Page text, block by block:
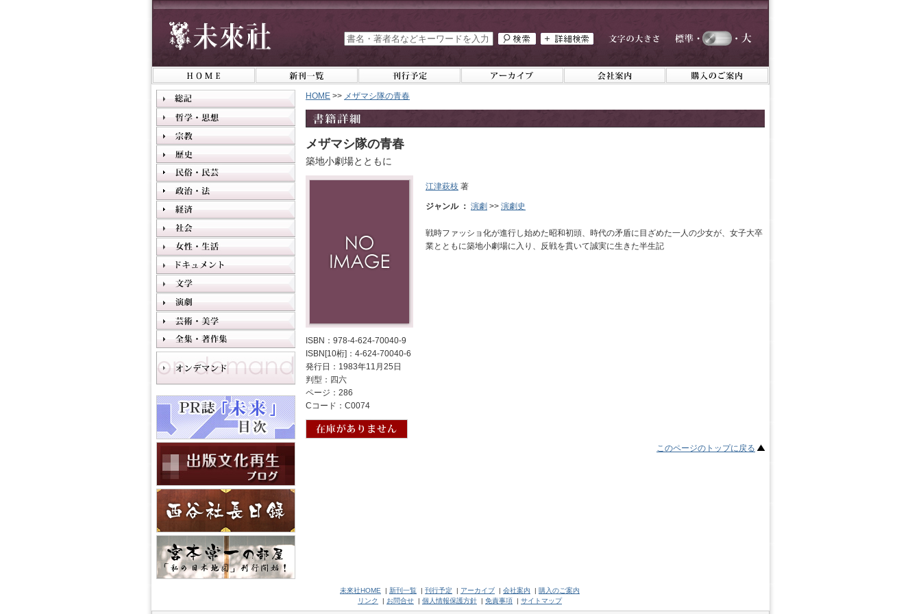
HOME >> メザマシ隊の青春
メザマシ隊の青春
築地小劇場とともに
ISBN：978-4-624-70040-9
ISBN[10桁]：4-624-70040-6
発行日：1983年11月25日
判型：四六
ページ：286
Cコード：C0074
江津萩枝 著
ジャンル ： 演劇 >> 演劇史
戦時ファッショ化が進行し始めた昭和初頭、時代の矛盾に目ざめた一人の少女が、女子大卒
業とともに築地小劇場に入り、反戦を貫いて誠実に生きた半生記
このページのトップに戻る
未來社HOME | 新刊一覧 | 刊行予定 | アーカイブ | 会社案内 | 購入のご案内
リンク
| お問合せ | 個人情報保護方針 | 免責事項 | サイトマップ